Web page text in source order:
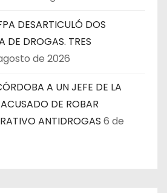
DESARTICULÓ DOS
DE DROGAS. TRES
de 2026
A UN JEFE DE LA
DE ROBAR
ANTIDROGAS 6 de